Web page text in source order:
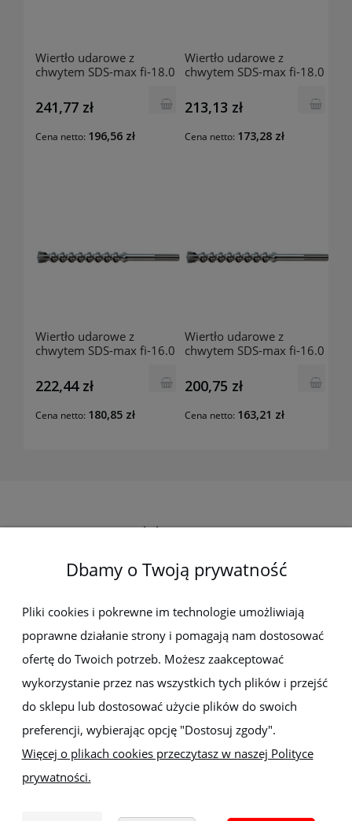
Wiertło udarowe z
chwytem SDS-max fi-18.0
201740800 Luna
241,77 zł
Cena netto: 196,56 zł
Wiertło udarowe z
chwytem SDS-max fi-18.0
201740701 Luna
213,13 zł
Cena netto: 173,28 zł
Wiertło udarowe z
chwytem SDS-max fi-16.0
201740602 Luna
222,44 zł
Cena netto: 180,85 zł
Wiertło udarowe z
chwytem SDS-max fi-16.0
201740503 Luna
200,75 zł
Cena netto: 163,21 zł
Elektro-met
Pomoc
Dostawa i płatności
Moje konto
Gwarancja i zwroty
O firmie
Handlowa 1, 35-103 Rzeszów
Dbamy o Twoją prywatność
Pliki cookies i pokrewne im technologie umożliwiają
poprawne działanie strony i pomagają nam dostosować
ofertę do Twoich potrzeb. Możesz zaakceptować
wykorzystanie przez nas wszystkich tych plików i przejść
do sklepu lub dostosować użycie plików do swoich
preferencji, wybierając opcję "Dostosuj zgody".
Więcej o plikach cookies przeczytasz w naszej Polityce
prywatności.